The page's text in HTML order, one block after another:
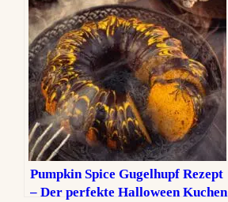
Pumpkin Spice Gugelhupf Rezept
– Der perfekte Halloween Kuchen